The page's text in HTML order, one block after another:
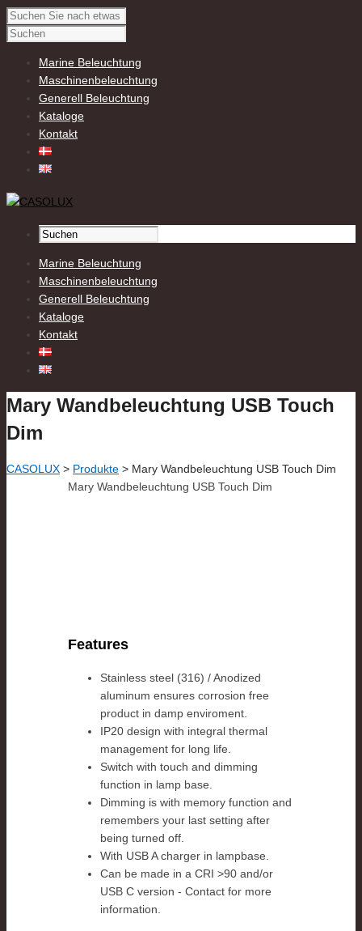
Marine Beleuchtung
Maschinenbeleuchtung
Generell Beleuchtung
Kataloge
Kontakt
Marine Beleuchtung
Maschinenbeleuchtung
Generell Beleuchtung
Kataloge
Kontakt
Mary Wandbeleuchtung USB Touch
Dim
CASOLUX > Produkte > Mary Wandbeleuchtung USB Touch Dim
Mary Wandbeleuchtung USB Touch Dim
Features
Stainless steel (316) / Anodized
aluminum ensures corrosion free
product in damp enviroment.
IP20 design with integral thermal
management for long life.
Switch with touch and dimming
function in lamp base.
Dimming is with memory function and
remembers your last setting after
being turned off.
With USB A charger in lampbase.
Can be made in a CRI >90 and/or
USB C version - Contact for more
information.